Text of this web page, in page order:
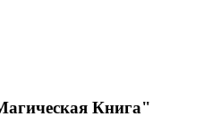
Книга"